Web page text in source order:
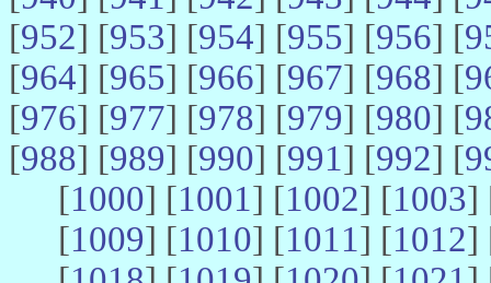
[952] [953] [954] [955] [956] [
[964] [965] [966] [967] [968] [
[976] [977] [978] [979] [980] [
[988] [989] [990] [991] [992] [
[1000] [1001] [1002] [1003]
[1009] [1010] [1011] [1012]